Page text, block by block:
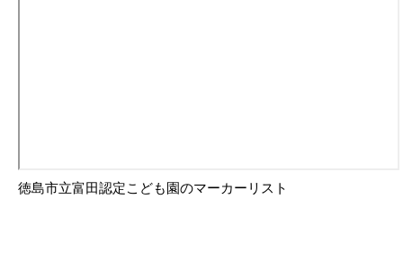
徳島市立富田認定こども園のマーカーリスト